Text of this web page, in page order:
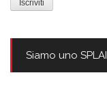
Siamo uno SPLAI